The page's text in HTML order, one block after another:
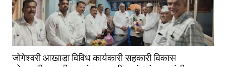
जोगेश्वरी आखाडा विविध कार्यकारी सहकारी विकास